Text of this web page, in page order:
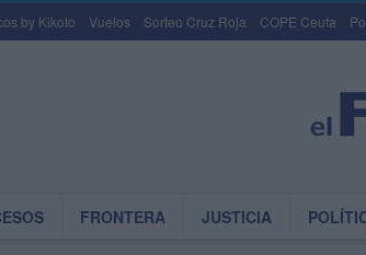
by Kikoto Vuelos Sorteo Cruz Roja COPE Ceuta
FRONTERA JUSTICIA